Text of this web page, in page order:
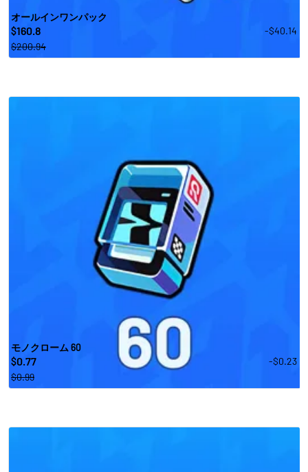
オールインワンパック
$160.8
-$40.14
$200.94
モノクローム 60
$0.77
-$0.23
$0.99